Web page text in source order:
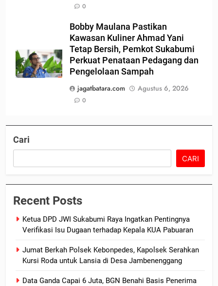
0
Bobby Maulana Pastikan
Kawasan Kuliner Ahmad Yani
Tetap Bersih, Pemkot Sukabumi
Perkuat Penataan Pedagang dan
Pengelolaan Sampah
jagatbatara.com
Agustus 6, 2026
0
Cari
CARI
Recent Posts
Ketua DPD JWI Sukabumi Raya Ingatkan Pentingnya
Verifikasi Isu Dugaan terhadap Kepala KUA Pabuaran
Jumat Berkah Polsek Kebonpedes, Kapolsek Serahkan
Kursi Roda untuk Lansia di Desa Jambenenggang
Data Ganda Capai 6 Juta, BGN Benahi Basis Penerima